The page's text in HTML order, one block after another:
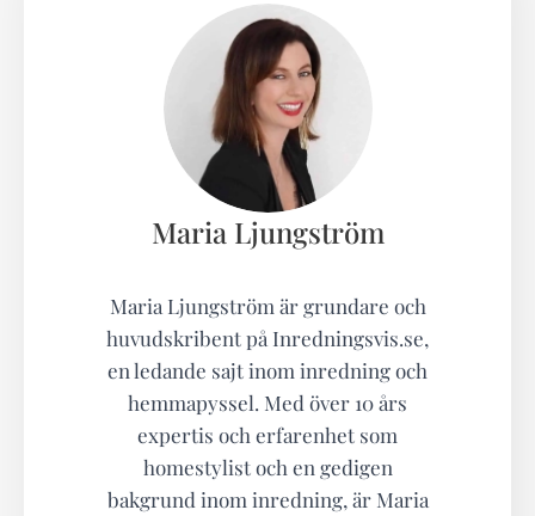
Maria Ljungström
Maria Ljungström är grundare och
huvudskribent på Inredningsvis.se,
en ledande sajt inom inredning och
hemmapyssel. Med över 10 års
expertis och erfarenhet som
homestylist och en gedigen
bakgrund inom inredning, är Maria